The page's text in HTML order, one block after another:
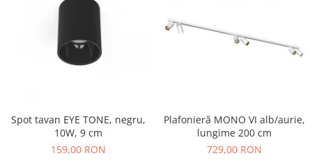
Spot tavan EYE TONE, negru,
10W, 9 cm
159,00 RON
Plafonieră MONO VI alb/aurie,
lungime 200 cm
729,00 RON